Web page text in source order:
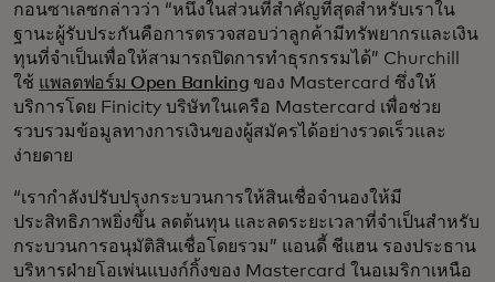
กอนซาเลซกล่าวว่า “หนึ่งในส่วนที่สำคัญที่สุดสำหรับเราใน
ฐานะผู้รับประกันคือการตรวจสอบว่าลูกค้ามีทรัพยากรและเงิน
ทุนที่จำเป็นเพื่อให้สามารถปิดการทำธุรกรรมได้” Churchill
ใช้ แพลตฟอร์ม Open Banking ของ Mastercard ซึ่งให้
บริการโดย Finicity บริษัทในเครือ Mastercard เพื่อช่วย
รวบรวมข้อมูลทางการเงินของผู้สมัครได้อย่างรวดเร็วและ
ง่ายดาย
“เรากำลังปรับปรุงกระบวนการให้สินเชื่อจำนองให้มี
ประสิทธิภาพยิ่งขึ้น ลดต้นทุน และลดระยะเวลาที่จำเป็นสำหรับ
กระบวนการอนุมัติสินเชื่อโดยรวม” แอนดี้ ชีแฮน รองประธาน
บริหารฝ่ายโอเพ่นแบงก์กิ้งของ Mastercard ในอเมริกาเหนือ